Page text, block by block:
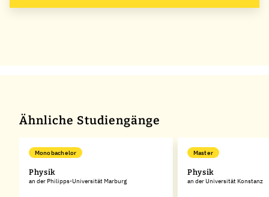
Ähnliche Studiengänge
Monobachelor
Physik
an der Philipps-Universität Marburg
Master
Physik
an der Universität Konstanz